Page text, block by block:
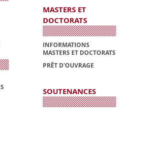
MASTERS ET
DOCTORATS
INFORMATIONS
MASTERS ET DOCTORATS
PRÊT D'OUVRAGE
SOUTENANCES